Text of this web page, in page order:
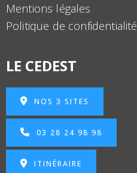
Mentions légales
Politique de confidentialité
LE CEDEST
NOS 3 SITES
03 28 24 98 98
ITINÉRAIRE